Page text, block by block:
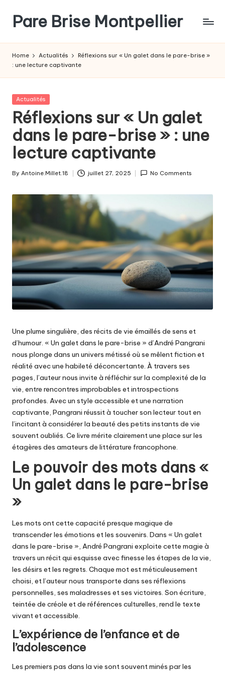
content
Pare Brise Montpellier
Home Actualités
Réflexions sur « Un galet dans le pare-brise »
: une lecture captivante
Posted
Actualités
Réflexions sur « Un galet
dans le pare-brise » : une
lecture captivante
Posted
By Antoine.Millet.18 juillet 27, 2025 No Comments
Une plume singulière, des récits de vie émaillés de sens et
d’humour. « Un galet dans le pare-brise » d’André Pangrani
nous plonge dans un univers métissé où se mêlent fiction et
réalité avec une habileté déconcertante. À travers ses
pages, l’auteur nous invite à réfléchir sur la complexité de la
vie, entre rencontres improbables et introspections
profondes. Avec un style accessible et une narration
captivante, Pangrani réussit à toucher son lecteur tout en
l’incitant à considérer la beauté des petits instants de vie
souvent oubliés. Ce livre mérite clairement une place sur les
étagères des amateurs de littérature francophone.
Le pouvoir des mots dans «
Un galet dans le pare-brise
»
Les mots ont cette capacité presque magique de
transcender les émotions et les souvenirs. Dans « Un galet
dans le pare-brise », André Pangrani exploite cette magie à
travers un récit qui esquisse avec finesse les étapes de la vie,
les désirs et les regrets. Chaque mot est méticuleusement
choisi, et l’auteur nous transporte dans ses réflexions
personnelles, ses maladresses et ses victoires. Son écriture,
teintée de créole et de références culturelles, rend le texte
vivant et accessible.
L’expérience de l’enfance et de
l’adolescence
Les premiers pas dans la vie sont souvent minés par les